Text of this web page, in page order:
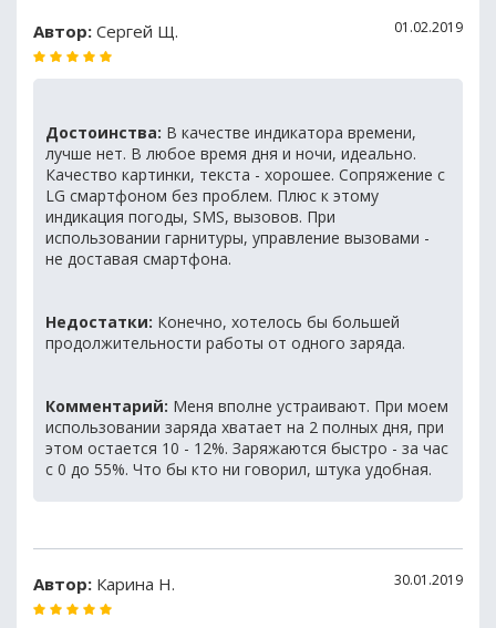
Автор: Сергей Щ. 01.02.2019
Достоинства: В качестве индикатора времени,
лучше нет. В любое время дня и ночи, идеально.
Качество картинки, текста - хорошее. Сопряжение с
LG смартфоном без проблем. Плюс к этому
индикация погоды, SMS, вызовов. При
использовании гарнитуры, управление вызовами -
не доставая смартфона.
Недостатки: Конечно, хотелось бы большей
продолжительности работы от одного заряда.
Комментарий: Меня вполне устраивают. При моем
использовании заряда хватает на 2 полных дня, при
этом остается 10 - 12%. Заряжаются быстро - за час
с 0 до 55%. Что бы кто ни говорил, штука удобная.
Автор: Карина Н. 30.01.2019